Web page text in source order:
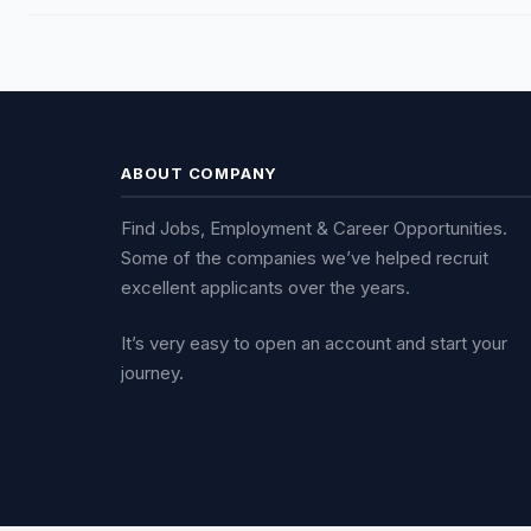
ABOUT COMPANY
Find Jobs, Employment & Career Opportunities.
Some of the companies we’ve helped recruit
excellent applicants over the years.
It’s very easy to open an account and start your
journey.